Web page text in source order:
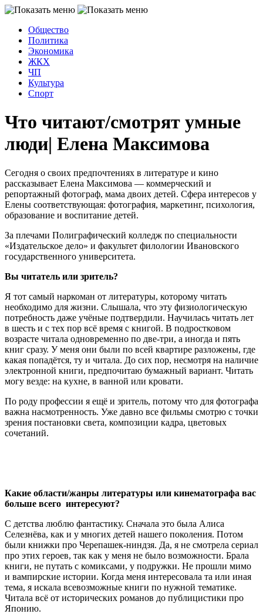
Общество
Политика
Экономика
ЖКХ
ЧП
Культура
Спорт
Что читают/смотрят умные
люди| Елена Максимова
Сегодня о своих предпочтениях в литературе и кино
рассказывает Елена Максимова — коммерческий и
репортажный фотограф, мама двоих детей. Сфера интересов у
Елены соответствующая: фотография, маркетинг, психология,
образование и воспитание детей.
За плечами Полиграфический колледж по специальности
«Издательское дело» и факультет филологии Ивановского
государственного университета.
Вы читатель или зритель?
Я тот самый наркоман от литературы, которому читать
необходимо для жизни. Слышала, что эту физиологическую
потребность даже учёные подтвердили. Научилась читать лет
в шесть и с тех пор всё время с книгой. В подростковом
возрасте читала одновременно по две-три, а иногда и пять
книг сразу. У меня они были по всей квартире разложены, где
какая попадётся, ту и читала. До сих пор, несмотря на наличие
электронной книги, предпочитаю бумажный вариант. Читать
могу везде: на кухне, в ванной или кровати.
По роду профессии я ещё и зритель, потому что для фотографа
важна насмотренность. Уже давно все фильмы смотрю с точки
зрения постановки света, композиции кадра, цветовых
сочетаний.
Какие области/жанры литературы или кинематографа вас
больше всего интересуют?
С детства люблю фантастику. Сначала это была Алиса
Селезнёва, как и у многих детей нашего поколения. Потом
были книжки про Черепашек-ниндзя. Да, я не смотрела сериал
про этих героев, так как у меня не было возможности. Брала
книги, не путать с комиксами, у подружки. Не прошли мимо
и вампирские истории. Когда меня интересовала та или иная
тема, я искала всевозможные книги по нужной тематике.
Читала всё от исторических романов до публицистики про
Японию.